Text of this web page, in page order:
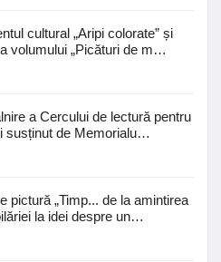
cultural „Aripi colorate” și
volumului „Picături de m…
a Cercului de lectură pentru
susținut de Memorialu…
pictură „Timp... de la amintirea
la idei despre un…